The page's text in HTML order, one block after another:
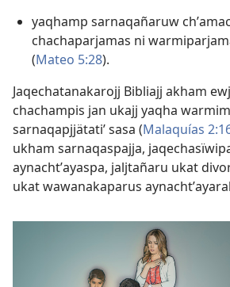
yaqhamp sarnaqañaruw
chachaparjamas ni
(Mateo 5:28).
Jaqechatanakarojj Bibliajj akham
chachampis jan ukajj yaqha
sarnaqapjjätati’ sasa (Malaquías
ukham sarnaqaspajja,
aynachtʼayaspa, jaljtañaru ukat
ukat wawanakaparus